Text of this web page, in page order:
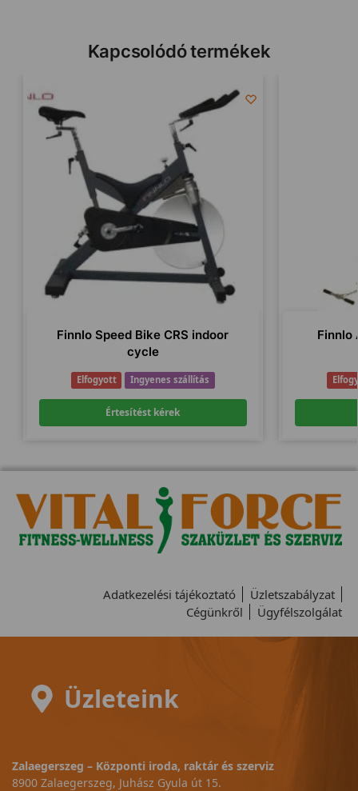
Kapcsolódó termékek
Finnlo Speed Bike CRS indoor
cycle
Elfogyott Ingyenes szállítás
Értesítést kérek
Finnlo
Adatkezelési tájékoztató
Üzletszabályzat
Cégünkről
Ügyfélszolgálat
Üzleteink
Zalaegerszeg – Központi iroda, raktár és szerviz
8900 Zalaegerszeg, Juhász Gyula út 15.